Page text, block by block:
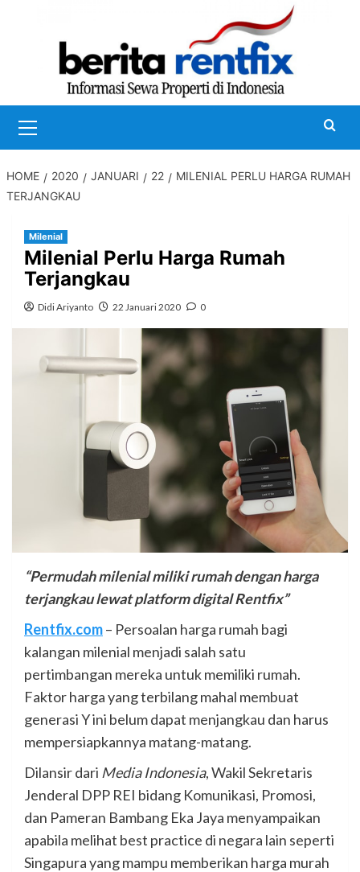
Menu
HOME 2020 JANUARI 22
MILENIAL PERLU HARGA RUMAH
TERJANGKAU
Milenial
Milenial Perlu Harga Rumah
Terjangkau
Didi Ariyanto 22 Januari 2020 0
“Permudah milenial miliki rumah dengan harga
terjangkau lewat platform digital Rentfix”
Rentfix.com– Persoalan harga rumah bagi
kalangan milenial menjadi salah satu
pertimbangan mereka untuk memiliki rumah.
Faktor harga yang terbilang mahal membuat
generasi Y ini belum dapat menjangkau dan harus
mempersiapkannya matang-matang.
Dilansir dari Media Indonesia, Wakil Sekretaris
Jenderal DPP REI bidang Komunikasi, Promosi,
dan Pameran Bambang Eka Jaya menyampaikan
apabila melihat best practice di negara lain seperti
Singapura yang mampu memberikan harga murah